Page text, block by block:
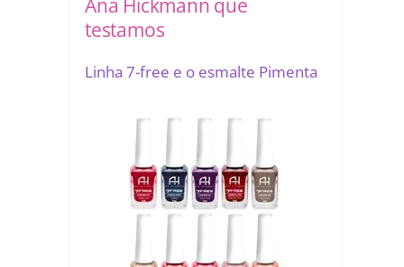
Ana Hickmann que
testamos
Linha 7-free e o esmalte Pimenta